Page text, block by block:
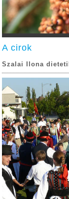
A cirok
Szalai Ilona